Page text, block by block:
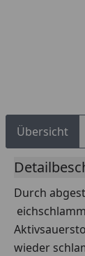
Übersicht
Durch
wieder